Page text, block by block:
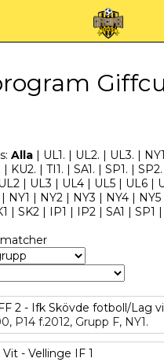
Alla | UL1. | UL2. | UL3. |
| KU2. | TI1. | SA1. | SP1. | SP2.
| UL3 | UL4 | UL5 | UL6 |
| NY1 | NY2 | NY3 | NY4 | NY5
| SK2 | IP1 | IP2 | SA1 | SP1 |
2 - Ifk Skövde fotboll/Lag
P14 f.2012, Grupp F, NY1.
- Vellinge IF 1